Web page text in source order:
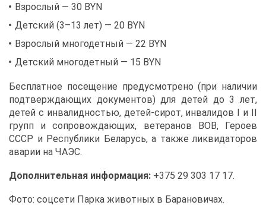
Взрос­лый — 30 BYN
Дет­ский (3–13 лет) — 20 BYN
Взрос­лый мно­го­дет­ный — 22 BYN
Дет­ский мно­го­дет­ный — 15 BYN
Бес­плат­ное по­се­ще­ние преду­смот­ре­но (при на­ли­чии
под­твер­жда­ю­щих до­ку­мен­тов) для де­тей до 3 лет,
де­тей с ин­ва­лид­но­стью, де­тей-си­рот, ин­ва­ли­дов I и II
групп и со­про­вож­да­ю­щих, ве­те­ра­нов ВОВ, Ге­ро­ев
СССР и Рес­пуб­ли­ки Бе­ла­русь, а та­к­же лик­ви­да­то­ров
ава­рии на ЧА­ЭС.
До­пол­ни­тель­ная ин­фор­ма­ция: +375 29 303 17 17.
Фо­то: соц­се­ти Пар­ка жи­вот­ных в Ба­ра­но­ви­чах.